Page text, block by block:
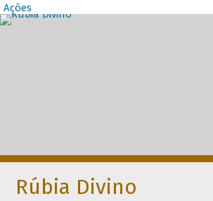
Ações
Rúbia Divino